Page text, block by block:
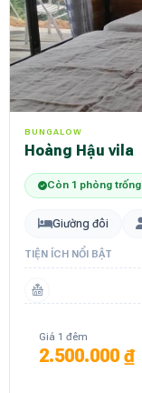
BUNGALOW
Hoàng Hậu vila
Còn 1 phòng trống
Giường đôi
TIỆN ÍCH NỔI BẬT
Giá 1 đêm
2.500.000 ₫